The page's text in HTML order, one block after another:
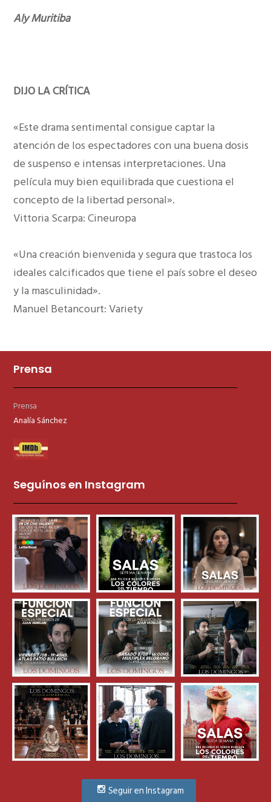
Aly Muritiba
DIJO LA CRÍTICA
«Este drama sentimental consigue captar la
atención de los espectadores con una buena dosis
de suspenso e intensas interpretaciones. Una
película muy bien equilibrada que cuestiona el
concepto de la libertad personal».
Vittoria Scarpa: Cineuropa
«Una creación bienvenida y segura que trastoca los
ideales calcificados que tiene el país sobre el deseo
y la masculinidad».
Manuel Betancourt: Variety
Prensa
Prensa
Analía Sánchez
Seguínos en Instagram
Seguir en Instagram